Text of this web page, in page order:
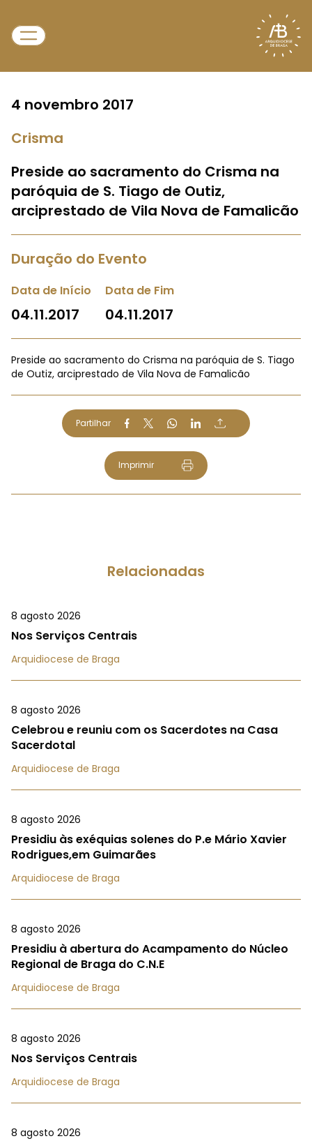
4 novembro 2017
Crisma
Preside ao sacramento do Crisma na
paróquia de S. Tiago de Outiz,
arciprestado de Vila Nova de Famalicão
Duração do Evento
Data de Início
04.11.2017
Data de Fim
04.11.2017
Preside ao sacramento do Crisma na paróquia de S. Tiago
de Outiz, arciprestado de Vila Nova de Famalicão
Partilhar
Imprimir
Relacionadas
8 agosto 2026
Nos Serviços Centrais
Arquidiocese de Braga
8 agosto 2026
Celebrou e reuniu com os Sacerdotes na Casa
Sacerdotal
Arquidiocese de Braga
8 agosto 2026
Presidiu às exéquias solenes do P.e Mário Xavier
Rodrigues,em Guimarães
Arquidiocese de Braga
8 agosto 2026
Presidiu à abertura do Acampamento do Núcleo
Regional de Braga do C.N.E
Arquidiocese de Braga
8 agosto 2026
Nos Serviços Centrais
Arquidiocese de Braga
8 agosto 2026